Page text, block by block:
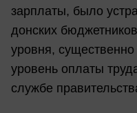
зарплаты, было
донских
уровня,
уровень оплаты
службе